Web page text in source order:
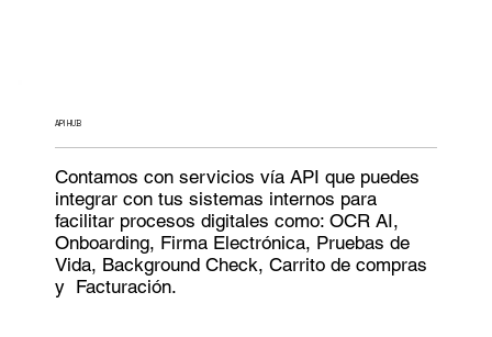
API HUB
Contamos con servicios vía API que puedes
integrar con tus sistemas internos para
facilitar procesos digitales como: OCR AI,
Onboarding, Firma Electrónica, Pruebas de
Vida, Background Check, Carrito de compras
y Facturación.